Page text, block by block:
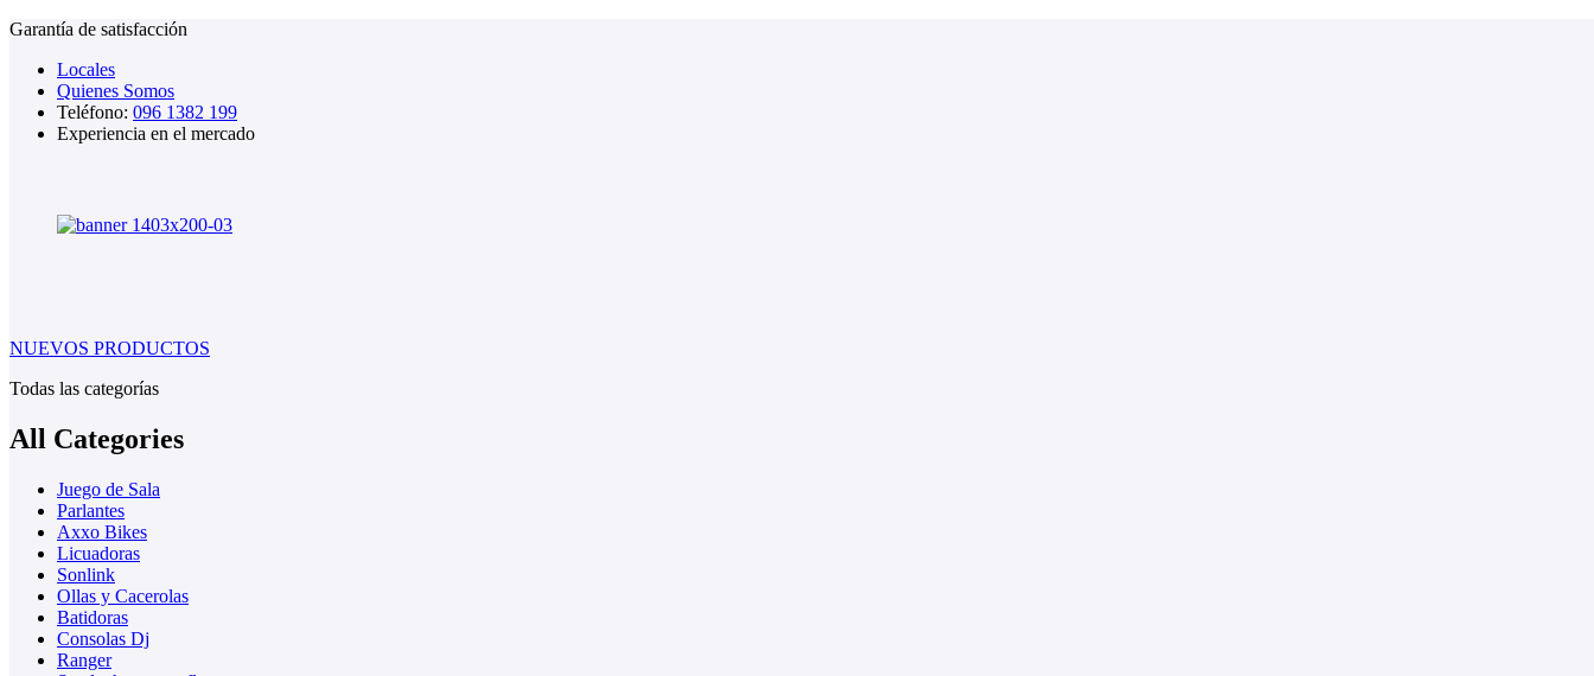
Garantía de satisfacción
Locales
Quienes Somos
Teléfono: 096 1382 199
Experiencia en el mercado
NUEVOS PRODUCTOS
Todas las categorías
All Categories
Juego de Sala
Parlantes
Axxo Bikes
Licuadoras
Sonlink
Ollas y Cacerolas
Batidoras
Consolas Dj
Ranger